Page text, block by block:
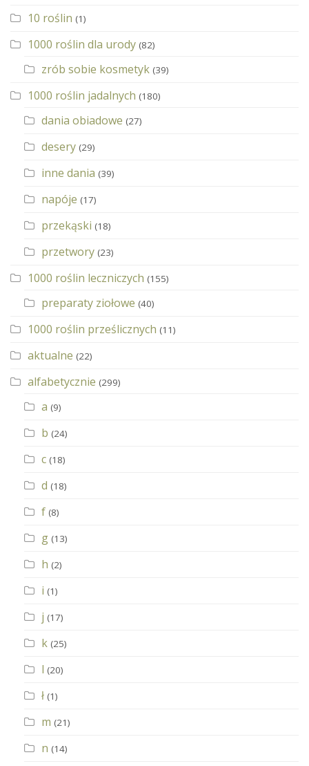
10 roślin (1)
1000 roślin dla urody (82)
zrób sobie kosmetyk (39)
1000 roślin jadalnych (180)
dania obiadowe (27)
desery (29)
inne dania (39)
napóje (17)
przekąski (18)
przetwory (23)
1000 roślin leczniczych (155)
preparaty ziołowe (40)
1000 roślin prześlicznych (11)
aktualne (22)
alfabetycznie (299)
a (9)
b (24)
c (18)
d (18)
f (8)
g (13)
h (2)
i (1)
j (17)
k (25)
l (20)
ł (1)
m (21)
n (14)